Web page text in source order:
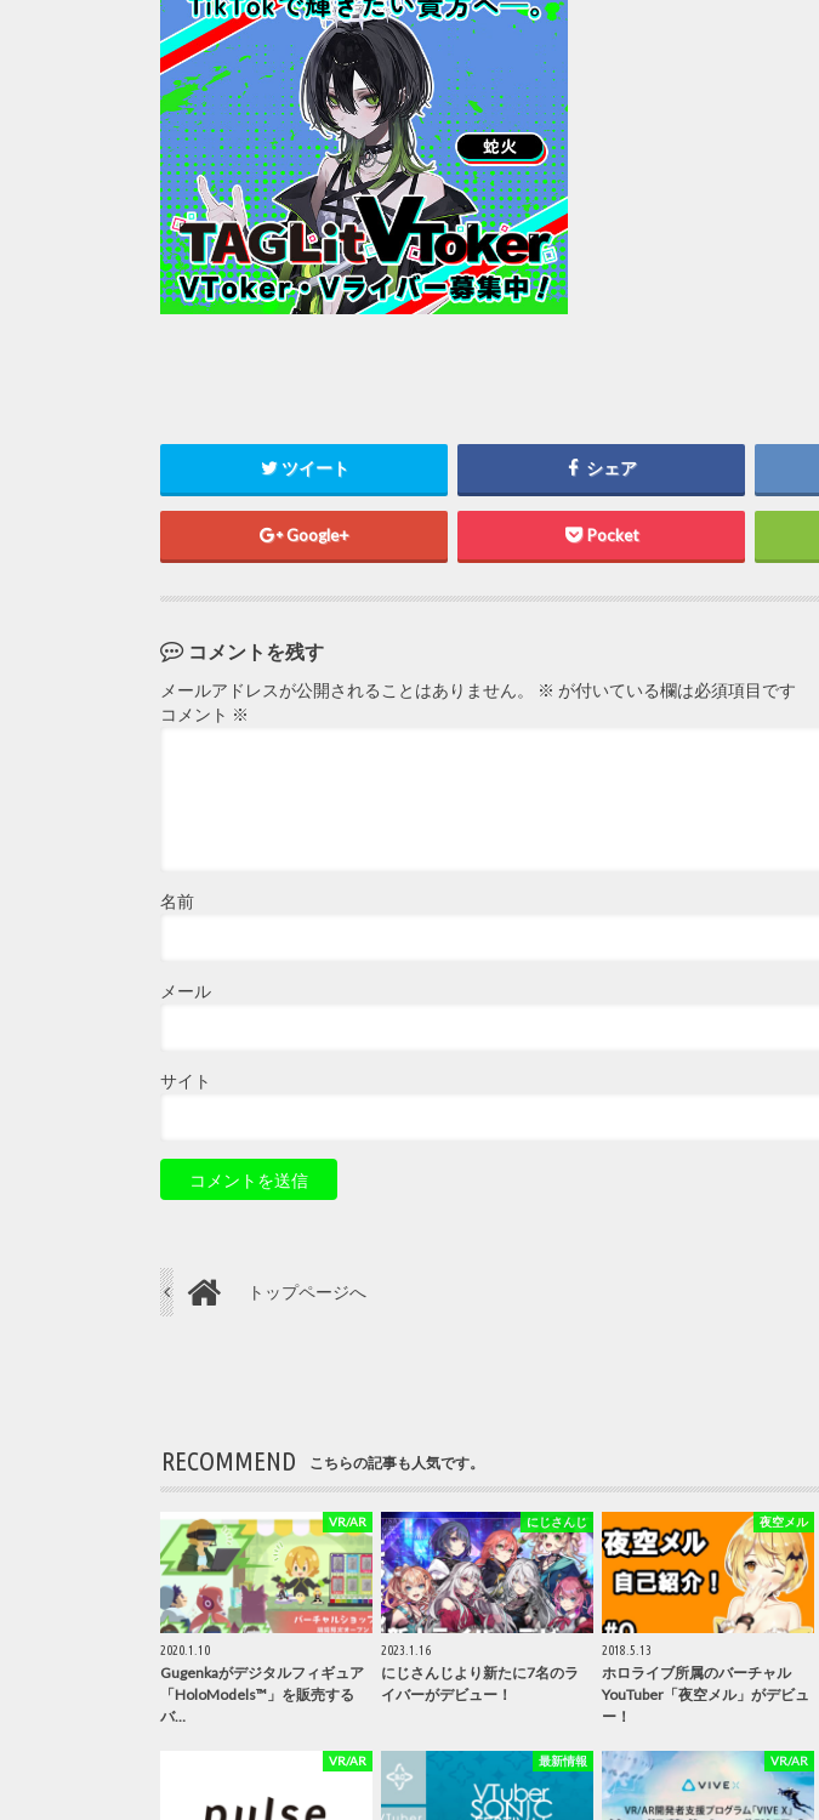
ツイート シェア
Google+ Pocket
コメントを残す
メールアドレスが公開されることはありません。 ※ が付いている欄は必須項目です
コメント ※
名前
メール
サイト
トップページへ
RECOMMEND こちらの記事も人気です。
VR/AR
2020.1.10
Gugenkaがデジタルフィギュア
「HoloModels™」を販売する
バ…
にじさんじ
2023.1.16
にじさんじより新たに7名のラ
イバーがデビュー！
夜空メル
2018.5.13
ホロライブ所属のバーチャル
YouTuber「夜空メル」がデビュ
ー！
VR/AR 最新情報 VR/AR